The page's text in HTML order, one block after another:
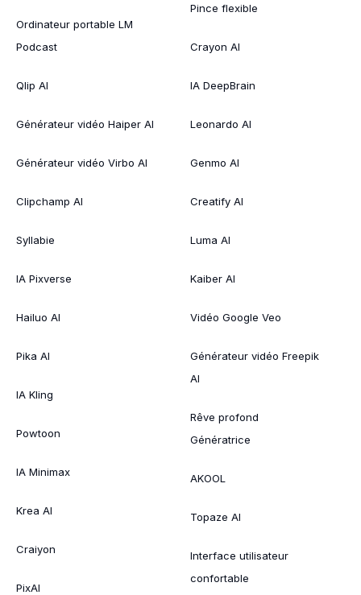
Ordinateur portable LM
Podcast
Qlip AI
Générateur vidéo Haiper AI
Générateur vidéo Virbo AI
Clipchamp AI
Syllabie
IA Pixverse
Hailuo AI
Pika AI
IA Kling
Powtoon
IA Minimax
Krea AI
Craiyon
PixAI
Pince flexible
Crayon AI
IA DeepBrain
Leonardo AI
Genmo AI
Creatify AI
Luma AI
Kaiber AI
Vidéo Google Veo
Générateur vidéo Freepik
AI
Rêve profond
Génératrice
AKOOL
Topaze AI
Interface utilisateur
confortable